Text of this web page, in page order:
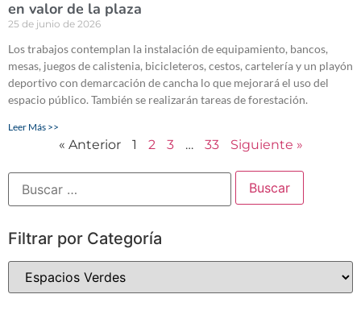
en valor de la plaza
25 de junio de 2026
Los trabajos contemplan la instalación de equipamiento, bancos,
mesas, juegos de calistenia, bicicleteros, cestos, cartelería y un playón
deportivo con demarcación de cancha lo que mejorará el uso del
espacio público. También se realizarán tareas de forestación.
Leer Más >>
« Anterior 1 2 3 … 33 Siguiente »
Filtrar por Categoría